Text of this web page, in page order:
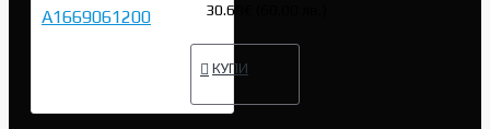
30.68€ (60.00 лв.)
КУПИ